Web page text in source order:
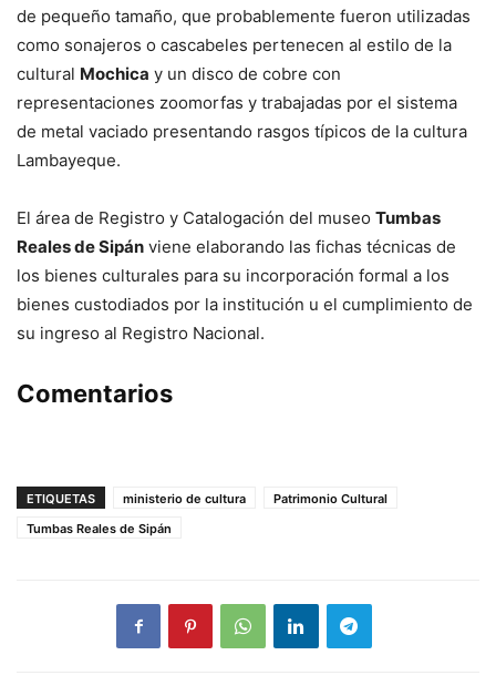
de pequeño tamaño, que probablemente fueron utilizadas
como sonajeros o cascabeles pertenecen al estilo de la
cultural Mochica y un disco de cobre con
representaciones zoomorfas y trabajadas por el sistema
de metal vaciado presentando rasgos típicos de la cultura
Lambayeque.
El área de Registro y Catalogación del museo Tumbas
Reales de Sipán viene elaborando las fichas técnicas de
los bienes culturales para su incorporación formal a los
bienes custodiados por la institución u el cumplimiento de
su ingreso al Registro Nacional.
Comentarios
ETIQUETAS ministerio de cultura
Patrimonio Cultural
Tumbas Reales de Sipán